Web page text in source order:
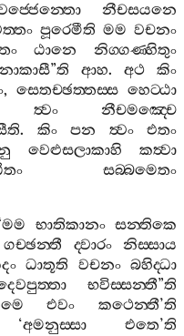
නීචසයනෙ
පූරෙමීති මම වචනං
ඨානෙ
නිග‍්ගණ‍්හිතුං
නාකාසී”ති ආහ.අථ
කිං
,සෙතච‍්ඡත‍්තස‍්ස හෙට‍්ඨා
ත්‍වං
නීචමඤ‍්චෙ
. කිං පන ත්‍වං
එතං
වෙළුසලාකාහි
කත්‍වා
සබ‍්බමෙතං
මම භාතිකානං සන‍්තිකෙ
ගච‍්ඡන‍්තී ද‍්වාරං
නිස‍්සාය
ධාතූති වචනං බහිද‍්ධා
භවිස‍්සන‍්තී”ති
එවං කථෙන‍්තී’ති
අමනුස‍්සා එතෙ’ති